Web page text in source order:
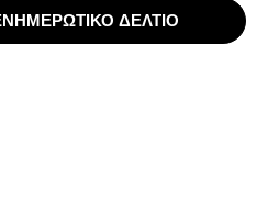
ΔΕΛΤΙΟ